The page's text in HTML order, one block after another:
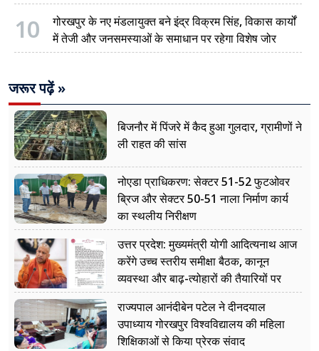
10
गोरखपुर के नए मंडलायुक्त बने इंद्र विक्रम सिंह, विकास कार्यों
में तेजी और जनसमस्याओं के समाधान पर रहेगा विशेष जोर
जरूर पढ़ें »
बिजनौर में पिंजरे में कैद हुआ गुलदार, ग्रामीणों ने
ली राहत की सांस
नोएडा प्राधिकरण: सेक्टर 51-52 फुटओवर
ब्रिज और सेक्टर 50-51 नाला निर्माण कार्य
का स्थलीय निरीक्षण
उत्तर प्रदेश: मुख्यमंत्री योगी आदित्यनाथ आज
करेंगे उच्च स्तरीय समीक्षा बैठक, कानून
व्यवस्था और बाढ़-त्योहारों की तैयारियों पर
नजर
राज्यपाल आनंदीबेन पटेल ने दीनदयाल
उपाध्याय गोरखपुर विश्वविद्यालय की महिला
शिक्षिकाओं से किया प्रेरक संवाद